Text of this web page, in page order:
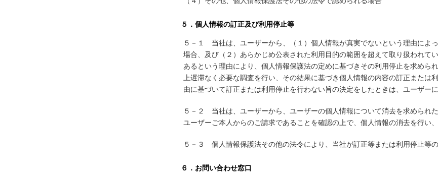
５．個人情報の訂正及び利用停止等
５－１ 当社は、ユーザーから、（１）個人情報が真実でないという理由によ
場合、及び（２）あらかじめ公表された利用目的の範囲を超えて取り扱われ
あるという理由により、個人情報保護法の定めに基づきその利用停止を求め
上遅滞なく必要な調査を行い、その結果に基づき個人情報の内容の訂正または
由に基づいて訂正または利用停止を行わない旨の決定をしたときは、ユーザー
５－２ 当社は、ユーザーから、ユーザーの個人情報について消去を求められ
ユーザーご本人からのご請求であることを確認の上で、個人情報の消去を行い
５－３ 個人情報保護法その他の法令により、当社が訂正等または利用停止等
６．お問い合わせ窓口